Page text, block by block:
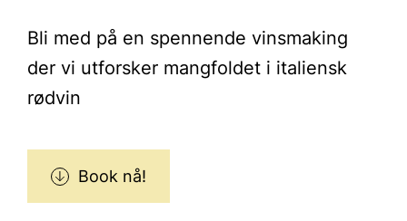
Bli med på en spennende vinsmaking
der vi utforsker mangfoldet i italiensk
rødvin
Book nå!